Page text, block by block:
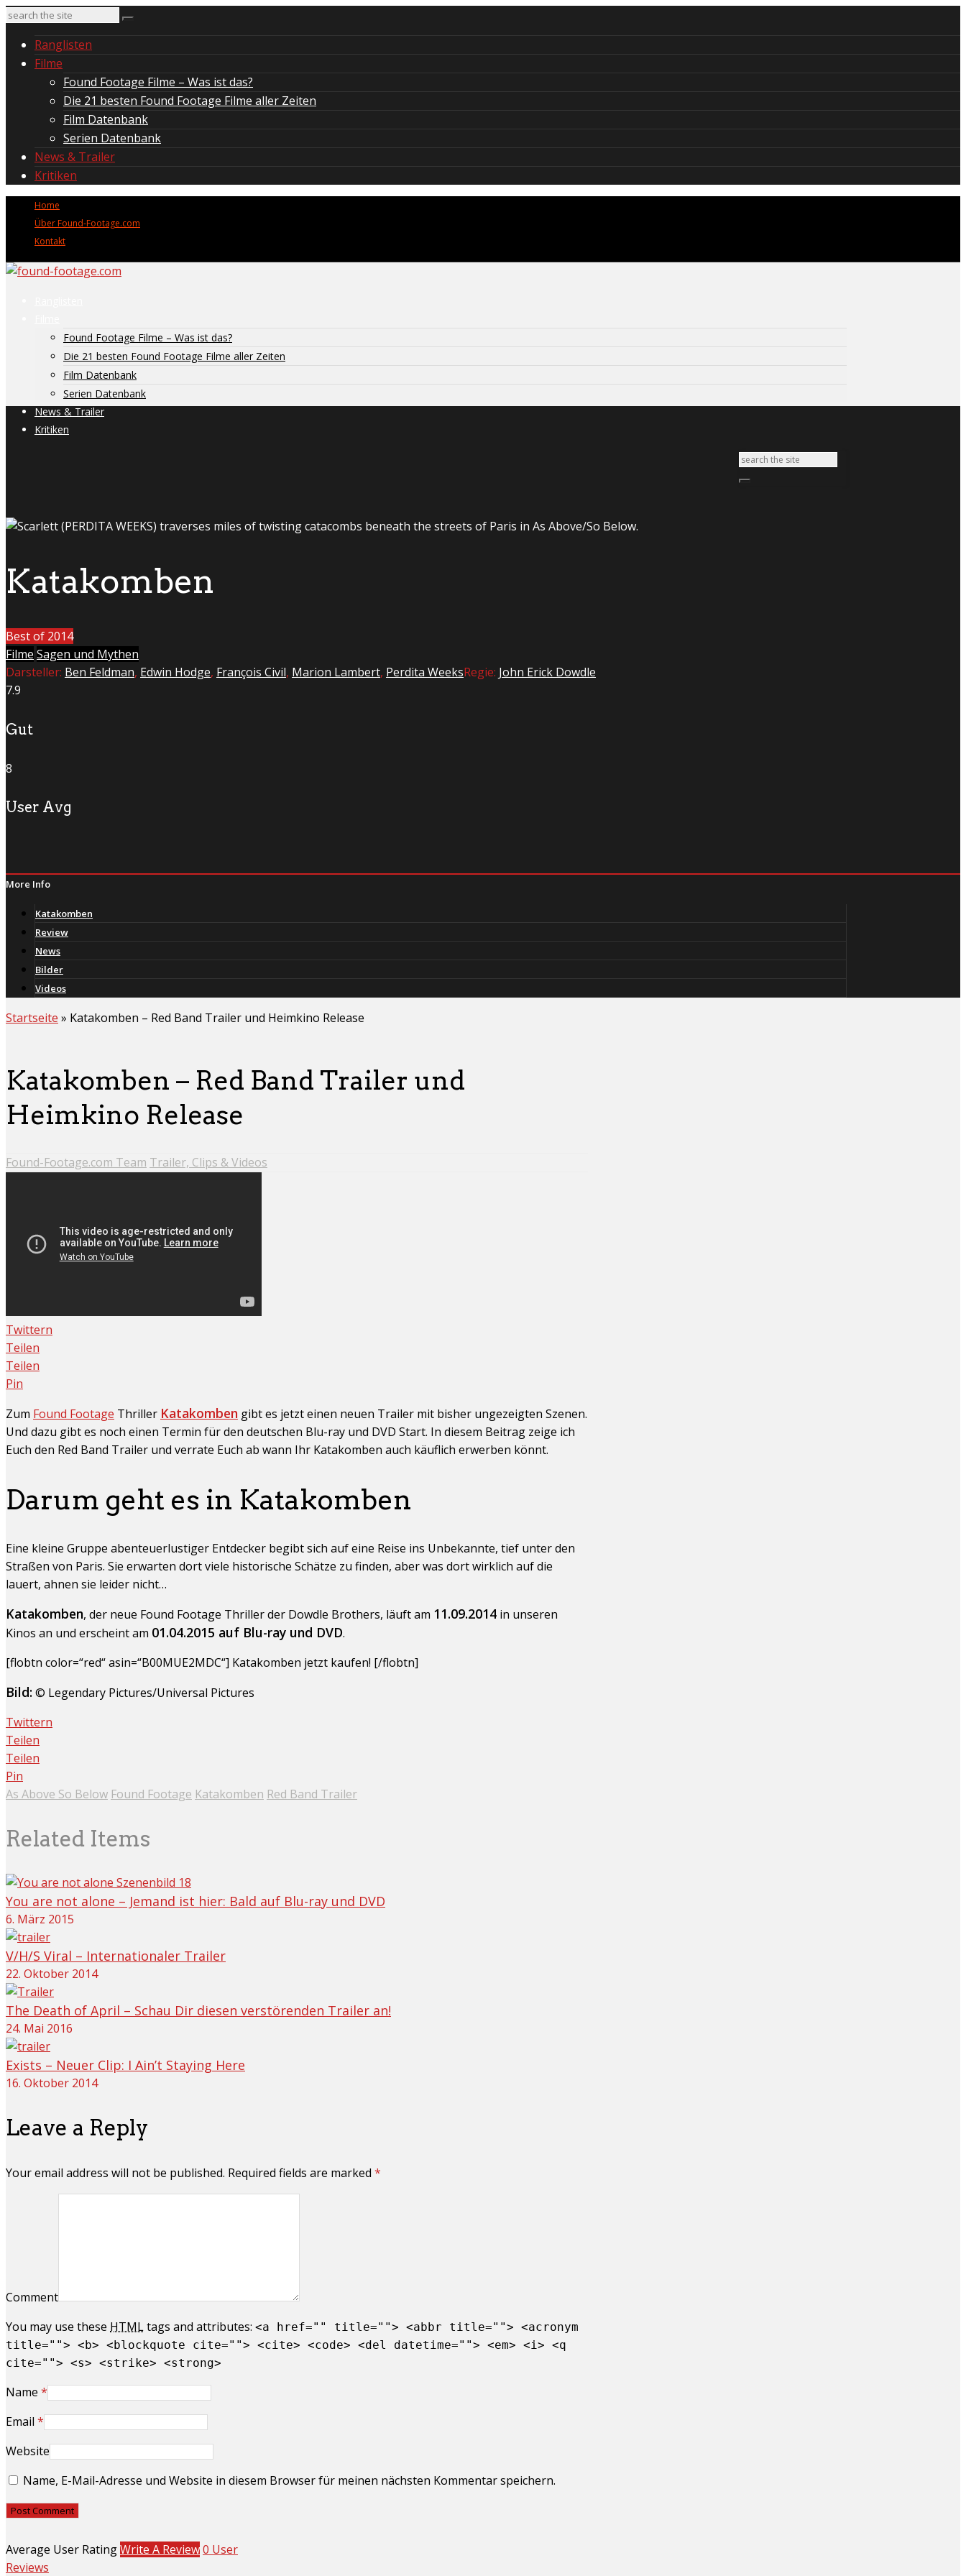
Ranglisten
Filme
Found Footage Filme – Was ist das?
Die 21 besten Found Footage Filme aller Zeiten
Film Datenbank
Serien Datenbank
News & Trailer
Kritiken
Home
Über Found-Footage.com
Kontakt
Found Footage Filme – Was ist das?
Die 21 besten Found Footage Filme aller Zeiten
Film Datenbank
Serien Datenbank
News & Trailer
Kritiken
Katakomben
Best of 2014
Filme Sagen und Mythen
Darsteller: Ben Feldman, Edwin Hodge, François Civil, Marion Lambert, Perdita WeeksRegie: John Erick Dowdle
7.9
Gut
8
User Avg
More Info
Katakomben
Review
News
Bilder
Videos
Startseite » Katakomben – Red Band Trailer und Heimkino Release
Katakomben – Red Band Trailer und
Heimkino Release
Found-Footage.com Team Trailer, Clips & Videos
Twittern
Teilen
Teilen
Pin
Zum Found Footage Thriller Katakomben gibt es jetzt einen neuen Trailer mit bisher ungezeigten Szenen.
Und dazu gibt es noch einen Termin für den deutschen Blu-ray und DVD Start. In diesem Beitrag zeige ich
Euch den Red Band Trailer und verrate Euch ab wann Ihr Katakomben auch käuflich erwerben könnt.
Darum geht es in Katakomben
Eine kleine Gruppe abenteuerlustiger Entdecker begibt sich auf eine Reise ins Unbekannte, tief unter den
Straßen von Paris. Sie erwarten dort viele historische Schätze zu finden, aber was dort wirklich auf die
lauert, ahnen sie leider nicht…
Katakomben, der neue Found Footage Thriller der Dowdle Brothers, läuft am 11.09.2014 in unseren
Kinos an und erscheint am 01.04.2015 auf Blu-ray und DVD.
[flobtn color=“red“ asin=“B00MUE2MDC“] Katakomben jetzt kaufen! [/flobtn]
Bild: © Legendary Pictures/Universal Pictures
Twittern
Teilen
Teilen
Pin
As Above So Below Found Footage Katakomben Red Band Trailer
Related Items
You are not alone – Jemand ist hier: Bald auf Blu-ray und DVD
6. März 2015
V/H/S Viral – Internationaler Trailer
22. Oktober 2014
The Death of April – Schau Dir diesen verstörenden Trailer an!
24. Mai 2016
Exists – Neuer Clip: I Ain’t Staying Here
16. Oktober 2014
Leave a Reply
Your email address will not be published. Required fields are marked *
Comment
You may use these HTMLtags and attributes: <a href="" title=""> <abbr title=""> <acronym
title=""> <b> <blockquote cite=""> <cite> <code> <del datetime=""> <em> <i> <q
cite=""> <s> <strike> <strong>
Name *
Email *
Website
Name, E-Mail-Adresse und Website in diesem Browser für meinen nächsten Kommentar speichern.
Average User RatingWrite A Review0 User
Reviews